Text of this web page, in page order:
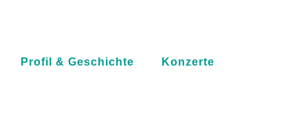
Profil & Geschichte Konzerte